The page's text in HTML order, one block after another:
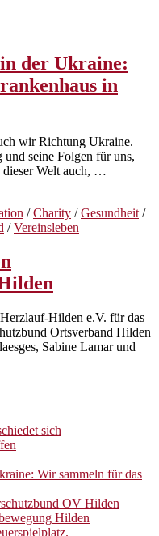
der Ukraine:
in
wir Richtung Ukraine.
seine Folgen für uns,
dieser Welt auch, …
/Charity /Gesundheit /
/Vereinsleben
Hilden e.V. für das
Ortsverband Hilden
Sabine Lamar und
sich
Wir sammeln für das
OV Hilden
Hilden